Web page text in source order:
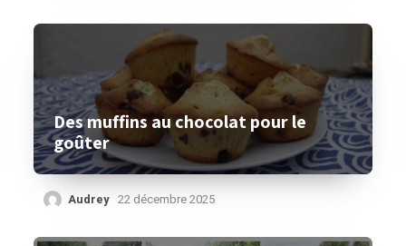
Des muffins au chocolat pour le
goûter
Audrey 22 décembre 2025